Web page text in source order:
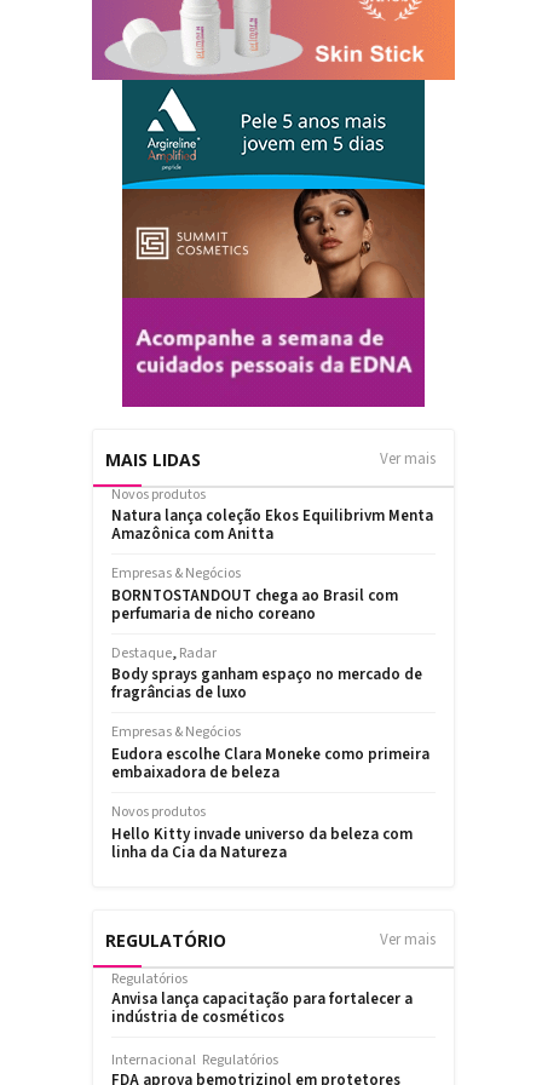
MAIS LIDAS Ver mais
REGULATÓRIO Ver mais
Regulatórios
Anvisa lança capacitação para fortalecer a
indústria de cosméticos
Internacional Regulatórios
FDA aprova bemotrizinol em protetores